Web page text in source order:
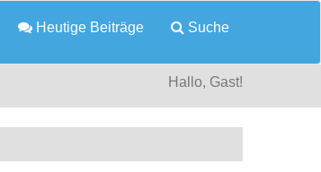
Heutige Beiträge Suche
Hallo, Gast!